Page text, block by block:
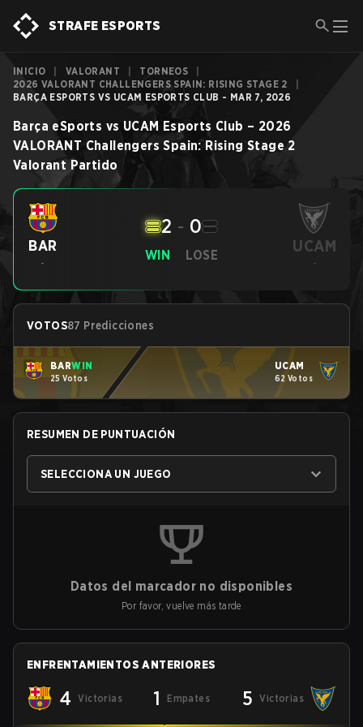
STRAFE ESPORTS
INICIO VALORANT TORNEOS
2026 VALORANT CHALLENGERS SPAIN: RISING STAGE 2
BARÇA ESPORTS VS UCAM ESPORTS CLUB - MAR 7, 2026
Barça eSports vs UCAM Esports Club – 2026
VALORANT Challengers Spain: Rising Stage 2
Valorant Partido
BAR
-
WIN
2 - 0
LOSE UCAM
-
VOTOS87 Predicciones
BARWIN
25 Votos
UCAM
62 Votos
RESUMEN DE PUNTUACIÓN
SELECCIONA UN JUEGO
Datos del marcador no disponibles
Por favor, vuelve más tarde
ENFRENTAMIENTOS ANTERIORES
4 Victorias 1 Empates 5 Victorias